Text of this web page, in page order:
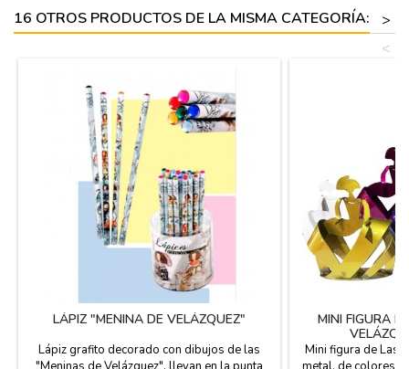
16 OTROS PRODUCTOS DE LA MISMA CATEGORÍA:
>
<
LÁPIZ "MENINA DE VELÁZQUEZ"
Lápiz grafito decorado con dibujos de las
MINI FIGURA
Mini figura de Las